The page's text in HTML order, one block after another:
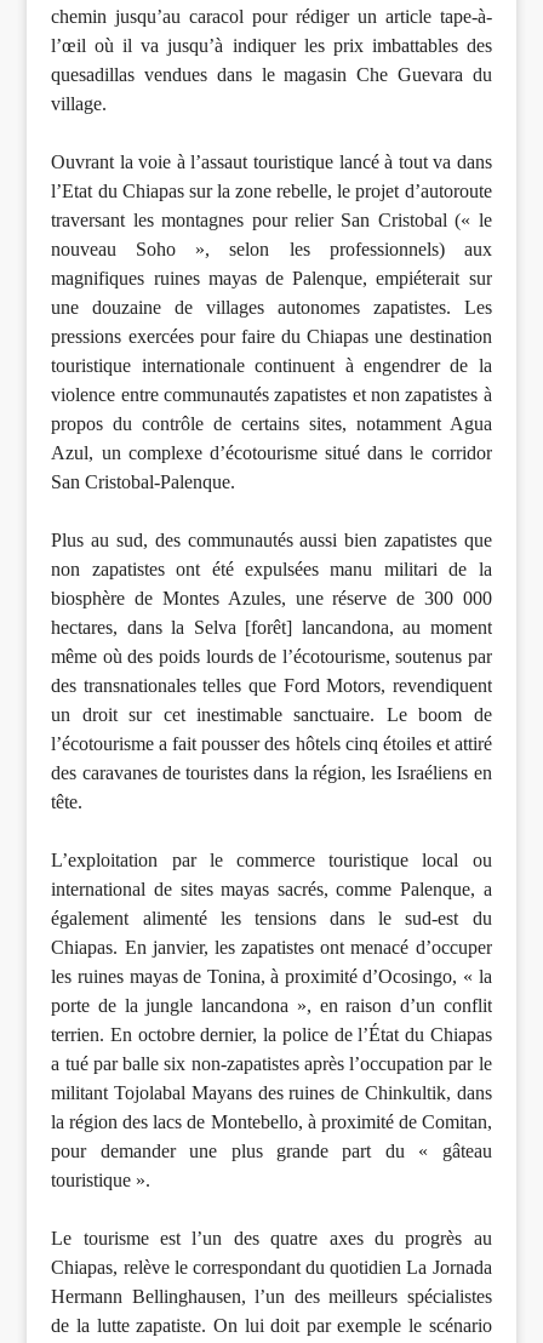
chemin jusqu’au caracol pour rédiger un article tape-à-
l’œil où il va jusqu’à indiquer les prix imbattables des
quesadillas vendues dans le magasin Che Guevara du
village.
Ouvrant la voie à l’assaut touristique lancé à tout va dans
l’Etat du Chiapas sur la zone rebelle, le projet d’autoroute
traversant les montagnes pour relier San Cristobal (« le
nouveau Soho », selon les professionnels) aux
magnifiques ruines mayas de Palenque, empiéterait sur
une douzaine de villages autonomes zapatistes. Les
pressions exercées pour faire du Chiapas une destination
touristique internationale continuent à engendrer de la
violence entre communautés zapatistes et non zapatistes à
propos du contrôle de certains sites, notamment Agua
Azul, un complexe d’écotourisme situé dans le corridor
San Cristobal-Palenque.
Plus au sud, des communautés aussi bien zapatistes que
non zapatistes ont été expulsées manu militari de la
biosphère de Montes Azules, une réserve de 300 000
hectares, dans la Selva [forêt] lancandona, au moment
même où des poids lourds de l’écotourisme, soutenus par
des transnationales telles que Ford Motors, revendiquent
un droit sur cet inestimable sanctuaire. Le boom de
l’écotourisme a fait pousser des hôtels cinq étoiles et attiré
des caravanes de touristes dans la région, les Israéliens en
tête.
L’exploitation par le commerce touristique local ou
international de sites mayas sacrés, comme Palenque, a
également alimenté les tensions dans le sud-est du
Chiapas. En janvier, les zapatistes ont menacé d’occuper
les ruines mayas de Tonina, à proximité d’Ocosingo, « la
porte de la jungle lancandona », en raison d’un conflit
terrien. En octobre dernier, la police de l’État du Chiapas
a tué par balle six non-zapatistes après l’occupation par le
militant Tojolabal Mayans des ruines de Chinkultik, dans
la région des lacs de Montebello, à proximité de Comitan,
pour demander une plus grande part du « gâteau
touristique ».
Le tourisme est l’un des quatre axes du progrès au
Chiapas, relève le correspondant du quotidien La Jornada
Hermann Bellinghausen, l’un des meilleurs spécialistes
de la lutte zapatiste. On lui doit par exemple le scénario